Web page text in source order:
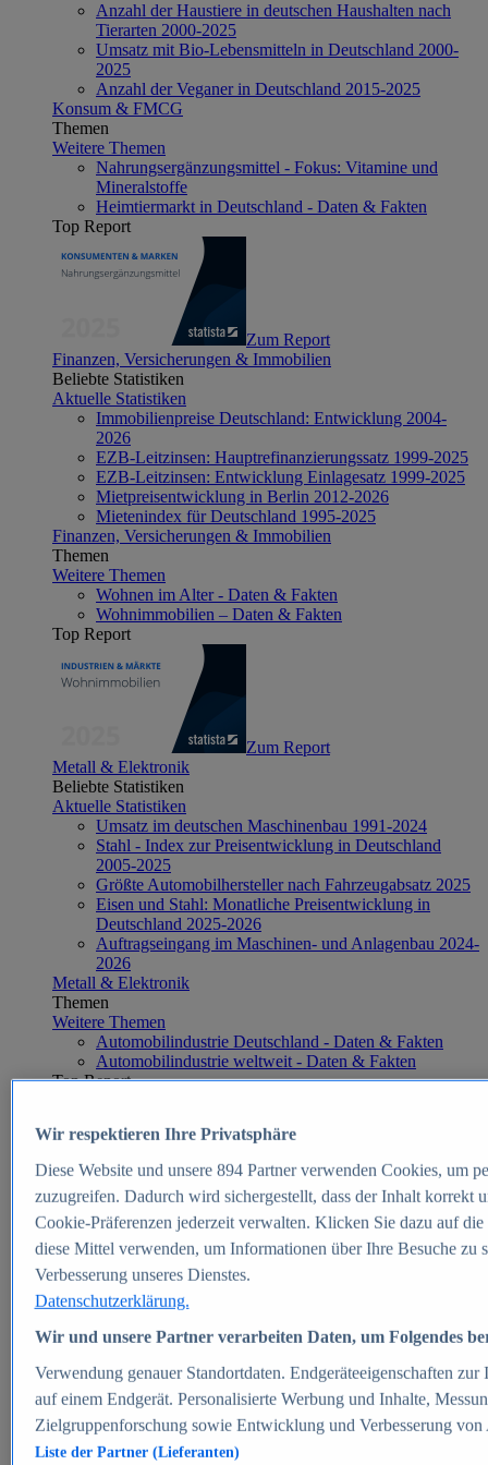
Anzahl der Haustiere in deutschen Haushalten nach
Tierarten 2000-2025
Umsatz mit Bio-Lebensmitteln in Deutschland 2000-
2025
Anzahl der Veganer in Deutschland 2015-2025
Konsum & FMCG
Themen
Weitere Themen
Nahrungsergänzungsmittel - Fokus: Vitamine und
Mineralstoffe
Heimtiermarkt in Deutschland - Daten & Fakten
Top Report
Zum Report
Finanzen, Versicherungen & Immobilien
Beliebte Statistiken
Aktuelle Statistiken
Immobilienpreise Deutschland: Entwicklung 2004-
2026
EZB-Leitzinsen: Hauptrefinanzierungssatz 1999-2025
EZB-Leitzinsen: Entwicklung Einlagesatz 1999-2025
Mietpreisentwicklung in Berlin 2012-2026
Mietenindex für Deutschland 1995-2025
Finanzen, Versicherungen & Immobilien
Themen
Weitere Themen
Wohnen im Alter - Daten & Fakten
Wohnimmobilien – Daten & Fakten
Top Report
Zum Report
Metall & Elektronik
Beliebte Statistiken
Aktuelle Statistiken
Umsatz im deutschen Maschinenbau 1991-2024
Stahl - Index zur Preisentwicklung in Deutschland
2005-2025
Größte Automobilhersteller nach Fahrzeugabsatz 2025
Eisen und Stahl: Monatliche Preisentwicklung in
Deutschland 2025-2026
Auftragseingang im Maschinen- und Anlagenbau 2024-
2026
Metall & Elektronik
Themen
Weitere Themen
Automobilindustrie Deutschland - Daten & Fakten
Automobilindustrie weltweit - Daten & Fakten
Top Report
Zum Report
E-commerce
Beliebte Statistiken
Aktuelle Statistiken
E-Commerce - Entwicklung des Umsatzes in
Deutschland 1999-2025
Umsatz von Amazon in Deutschland und weltweit
2010-2025
B2C-E-Commerce: Top-50 Online Shops in
Deutschland 2024
Marktanteile von Online-Zahlungsverfahren in
Deutschland 2024
Umsatzstarke Warengruppen im Online-Handel in
Deutschland 2023-2025
Wir respektieren Ihre Privatsphäre
Diese Website und unsere 894Partner verwenden Cookies, um
zuzugreifen. Dadurch wird sichergestellt, dass der Inhalt korrekt
Cookie-Präferenzen jederzeit verwalten. Klicken Sie dazu auf
diese Mittel verwenden, um Informationen über Ihre Besuche
Verbesserung unseres Dienstes.
Datenschutzerklärung.
Wir und unsere Partner verarbeiten Daten, um Folgendes
Verwendung genauer Standortdaten. Endgeräteeigenschaften
auf einem Endgerät. Personalisierte Werbung und Inhalte,
Zielgruppenforschung sowie Entwicklung und Verbesserung von
Liste der Partner (Lieferanten)